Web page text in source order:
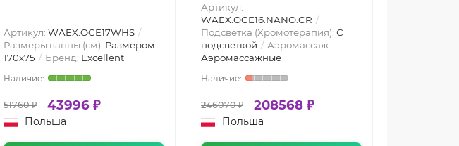
Артикул: WAEX.OCE17WHS
Размеры ванны (см): Размером
170x75
Бренд: Excellent
51760 ₽ 43996 ₽
Польша
Артикул:
WAEX.OCE16.NANO.CR
Подсветка (Хромотерапия): С
подсветкой
Аэромассаж:
Аэромассажные
246070 ₽ 208568 ₽
Польша